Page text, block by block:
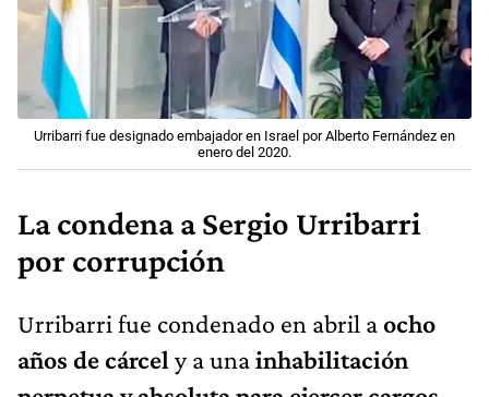
Urribarri fue designado embajador en Israel por Alberto Fernández en
enero del 2020.
La condena a Sergio Urribarri
por corrupción
Urribarri fue condenado en abril aocho
años de cárcel y a unainhabilitación